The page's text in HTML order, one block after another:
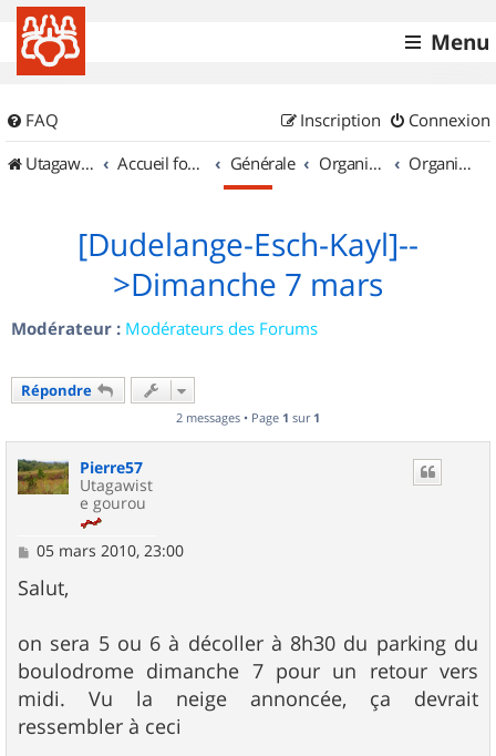
Menu
FAQ Connexion
Inscription
UtagawaVTT (Randos VTT et VTTAE avec traces GPS)
Accueil forum Générale Organisation de sorties & Recherche de partenaires Organisation de sorties au Luxembourg
[Dudelange-Esch-Kayl]--
>Dimanche 7 mars
Modérateur : Modérateurs des Forums
Répondre
2 messages • Page 1 sur 1
Pierre57
Utagawist
e gourou
M
s
s
g
e
05 mars 2010, 23:00
Salut,
on sera 5 ou 6 à décoller à 8h30 du parking du
boulodrome dimanche 7 pour un retour vers
midi. Vu la neige annoncée, ça devrait
ressembler à ceci